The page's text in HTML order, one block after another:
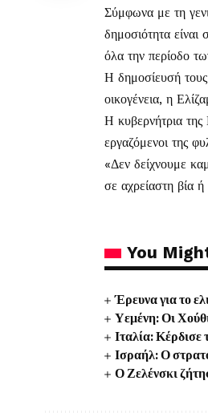
Σύμφωνα με τη
δημοσιότητα
όλα την περίοδο
Η δημοσίευσή τους
οικογένεια, η
Η κυβερνήτρια
εργαζόμενοι της
«Δεν δείχνουμε
σε αχρείαστη βία
You
Έρευνα για το
Υεμένη: Οι
Ιταλία:
Ισραήλ: Ο
Ο Ζελένσκι